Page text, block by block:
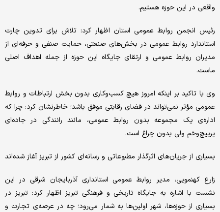
واقعی در این حوزه هستیم.
رئیس انجمن روابط عمومی استان اظهار کرد: تلاش برای تدوین چارت
استاندارد روابط عمومی در بخش‌های صنعتی، حمایت صنفی و حرفه‌ای از
مدیران روابط عمومی و ارتقای جایگاه این حوزه از جمله اهداف اصلی
ماست.
وی با تاکید بر اینکه امروز هیچ کسب‌وکاری بدون بخش ارتباطات و روابط
عمومی مؤثر نمی‌تواند در فضای رقابتی موفق باشد؛ خاطرنشان کرد: چرا که
اداره‌ی یک مجموعه بدون روابط عمومی، مانند رانندگی در جاده‌ای
پرپیچ‌وخم ولی بدون چراغ است.
بسیاری از جریان‌های اثرگذار مطبوعاتی و رسانه‌ای کشور از تبریز آغاز شده‌اند
زارع کهنمویی، مدیر روابط عمومی استانداری آذربایجان شرقی در این
نشست با اشاره به جایگاه تاریخی و فرهنگی تبریز اظهار کرد: تبریز در
بسیاری از حوزه‌ها، شهر اولین‌ها به شمار می‌رود؛ چه در عرصه‌ی تجارت و